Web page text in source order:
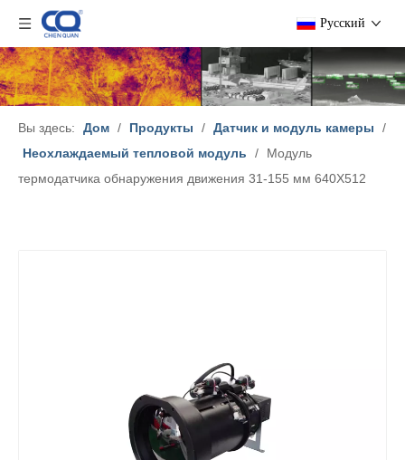
Pусский
Вы здесь: Дом / Продукты / Датчик и модуль камеры
/
Неохлаждаемый тепловой модуль
/
Модуль
термодатчика обнаружения движения 31-155 мм 640X512